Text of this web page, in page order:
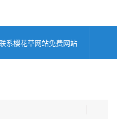
系樱花草网站免费网站